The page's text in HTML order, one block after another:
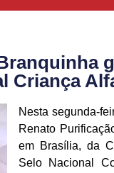
Criança
Nesta segunda-
Renato
em Brasília, da
Selo Nacional